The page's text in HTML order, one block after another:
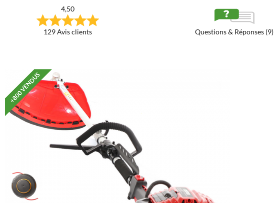
4,50
129 Avis clients Questions & Réponses (9)
+800 VENDUS